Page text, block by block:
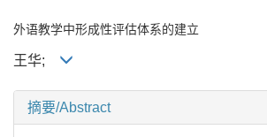
外语教学中形成性评估体系的建立
王华;
摘要/Abstract